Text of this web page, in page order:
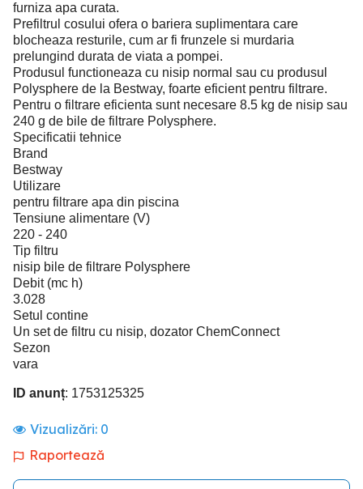
furniza apa curata.
Prefiltrul cosului ofera o bariera suplimentara care
blocheaza resturile, cum ar fi frunzele si murdaria
prelungind durata de viata a pompei.
Produsul functioneaza cu nisip normal sau cu produsul
Polysphere de la Bestway, foarte eficient pentru filtrare.
Pentru o filtrare eficienta sunt necesare 8.5 kg de nisip sau
240 g de bile de filtrare Polysphere.
Specificatii tehnice
Brand
Bestway
Utilizare
pentru filtrare apa din piscina
Tensiune alimentare (V)
220 - 240
Tip filtru
nisip bile de filtrare Polysphere
Debit (mc h)
3.028
Setul contine
Un set de filtru cu nisip, dozator ChemConnect
Sezon
vara
ID anunț: 1753125325
Vizualizări: 0
Raportează